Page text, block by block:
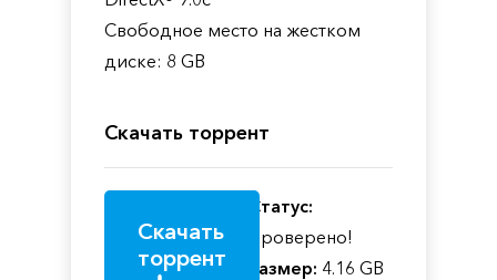
Свободное место на жестком
диске: 8 GB
Скачать торрент
Скачать
торрент
Статус:
Проверено!
Размер: 4.16 GB